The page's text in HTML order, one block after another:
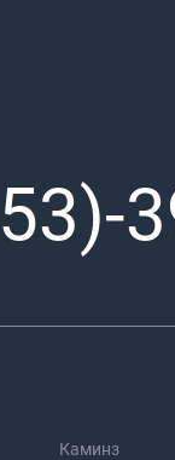
Каминз